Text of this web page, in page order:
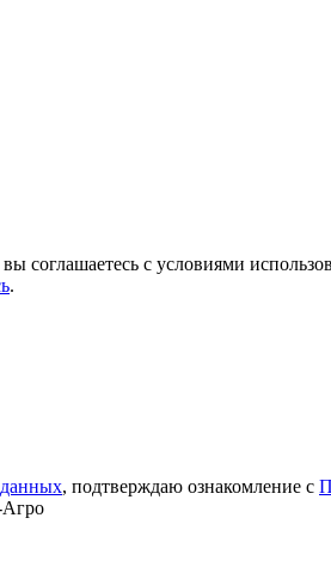
соглашаетесь с условиями
.
данных, подтверждаю ознакомление с